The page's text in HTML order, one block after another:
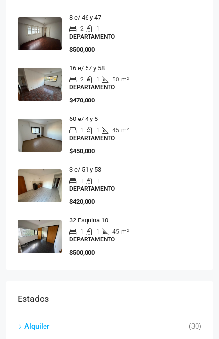
8 e/ 46 y 47
2
1
DEPARTAMENTO
$500,000
16 e/ 57 y 58
2 1 50 m²
DEPARTAMENTO
$470,000
60 e/ 4 y 5
1 1 45 m²
DEPARTAMENTO
$450,000
3 e/ 51 y 53
1
1
DEPARTAMENTO
$420,000
32 Esquina 10
1 1 45 m²
DEPARTAMENTO
$500,000
Estados
Alquiler
(30)